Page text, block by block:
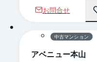
お問合せ
中古マンション
アベニュー本山